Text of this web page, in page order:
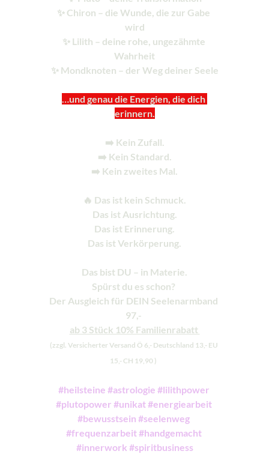
✨ Chiron – die Wunde, die zur Gabe
wird
✨ Lilith – deine rohe, ungezähmte
Wahrheit
✨ Mondknoten – der Weg deiner Seele
…und genau die Energien, die dich
erinnern.
➡️ Kein Zufall.
➡️ Kein Standard.
➡️ Kein zweites Mal.
🔥 Das ist kein Schmuck.
Das ist Ausrichtung.
Das ist Erinnerung.
Das ist Verkörperung.
Das bist DU – in Materie.
Spürst du es schon?
Der Ausgleich für DEIN Seelenarmband
97,-
ab 3 Stück 10% Familienrabatt
(zzgl. Versicherter Versand Ö 6,- Deutschland 13,- EU
15,- CH 19,90 )
#heilsteine #astrologie #lilithpower
#plutopower #unikat#energiearbeit
#bewusstsein #seelenweg
#frequenzarbeit#handgemacht
#innerwork #spiritbusiness